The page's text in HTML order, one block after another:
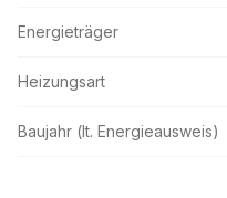
Energieträger
Heizungsart
Baujahr (lt. Energieausweis)